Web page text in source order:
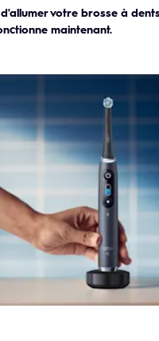
d'allumer votre brosse à
maintenant.